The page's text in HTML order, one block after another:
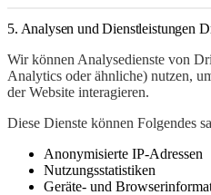
5. Analysen und Dienstleistungen
Wir können Analysedienste von
Analytics oder ähnliche) nutzen,
der Website interagieren.
Diese Dienste können Folgendes
Anonymisierte IP-Adressen
Nutzungsstatistiken
Geräte- und